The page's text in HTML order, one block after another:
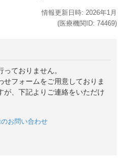
情報更新日時: 2026年1月
(医療機関ID: 74469)
ておりません。
フォームをご用意しておりま
が、下記よりご連絡をいただけ
お問い合わせ